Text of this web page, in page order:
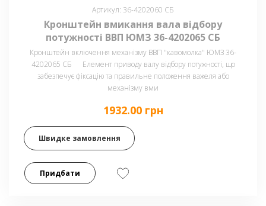
Артикул: 36-4202060 СБ
Кронштейн вмикання вала відбору
потужності ВВП ЮМЗ 36-4202065 СБ
Кронштейн включення механізму ВВП "кавомолка" ЮМЗ 36-
4202065 СБ Елемент приводу валу відбору потужності, що
забезпечує фіксацію та правильне положення важеля або
механізму вми
1932.00 грн
Швидке замовлення
Придбати